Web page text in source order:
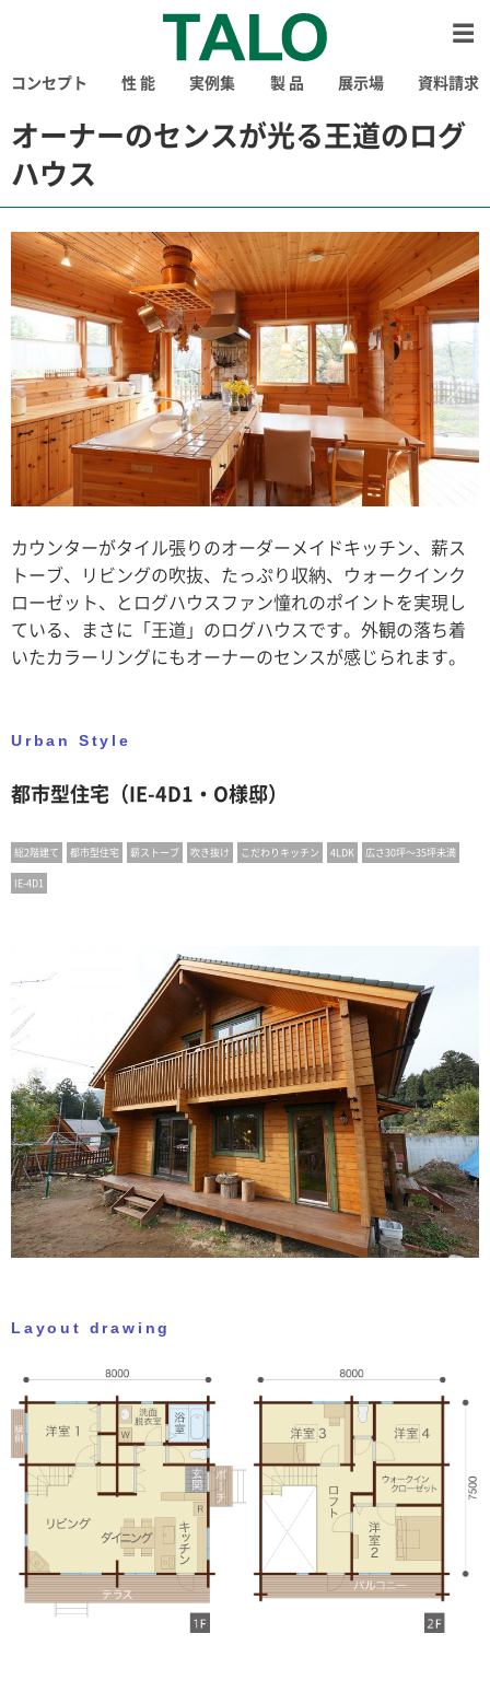
コンセプト 性 能 実例集 製 品 展示場 資料請求
オーナーのセンスが光る王道のログ
ハウス
カウンターがタイル張りのオーダーメイドキッチン、薪ス
トーブ、リビングの吹抜、たっぷり収納、ウォークインク
ローゼット、とログハウスファン憧れのポイントを実現し
ている、まさに「王道」のログハウスです。外観の落ち着
いたカラーリングにもオーナーのセンスが感じられます。
Urban Style
都市型住宅（IE-4D1・O様邸）
総2階建て 都市型住宅 薪ストーブ 吹き抜け こだわりキッチン 4LDK 広さ30坪〜35坪未満
IE-4D1
Layout drawing